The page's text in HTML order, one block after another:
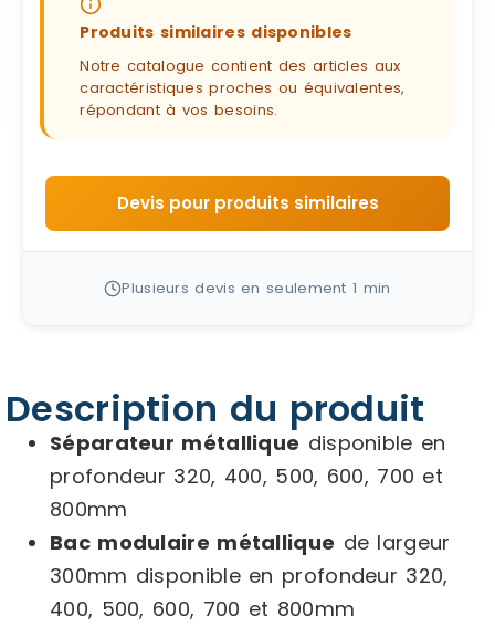
Produits similaires disponibles
Notre catalogue contient des articles aux
caractéristiques proches ou équivalentes,
répondant à vos besoins.
Devis pour produits similaires
Plusieurs devis en seulement 1 min
Description du produit
Séparateur métallique disponible en
profondeur 320, 400, 500, 600, 700 et
800mm
Bac modulaire métallique de largeur
300mm disponible en profondeur 320,
400, 500, 600, 700 et 800mm